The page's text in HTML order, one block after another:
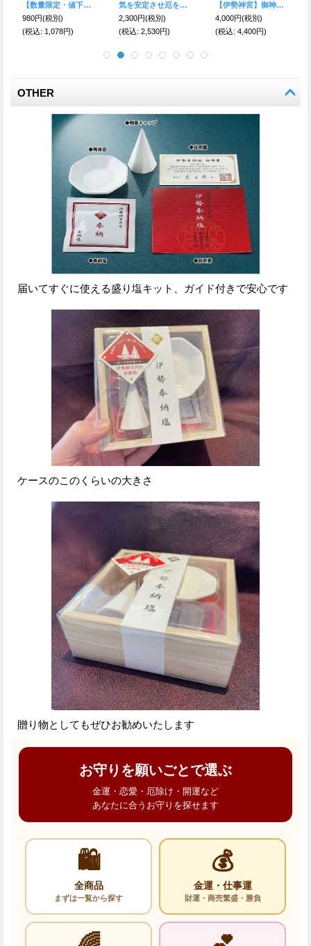
【魔除・家内安全】伊勢神宮 御神木●お守りブレスレット 天眼石
10,000円(税別)
(税込: 11,000円)
金を掴む 積重古銭持ち龍
2,300円(税別)
(税込: 2,530円)
金が出ていかない 積重風水古銭巻き付き龍
2,300円(税別)
(税込: 2,530円)
OTHER
届いてすぐに使える盛り塩キット、ガイド付きで安心です
ケースのこのくらいの大きさ
贈り物としてもぜひお勧めいたします
お守りを願いごとで選ぶ
金運・恋愛・厄除け・開運など
あなたに合うお守りを探せます
🛍️
全商品
まずは一覧から探す
💰
金運・仕事運
財運・商売繁盛・勝負